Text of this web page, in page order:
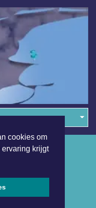
cookies om
ervaring krijgt